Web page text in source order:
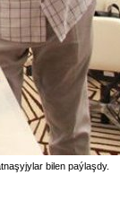
bilen paýlaşdy.